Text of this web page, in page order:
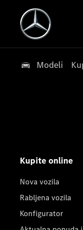
Modeli
Kupite online
Nova vozila
Rabljena vozila
Konfigurator